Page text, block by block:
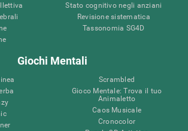
Stato cognitivo negli anziani
Revisione sistematica
Tassonomia SG4D
Giochi Mentali
Scrambled
Gioco Mentale: Trova il tuo
Animaletto
Caos Musicale
Cronocolor